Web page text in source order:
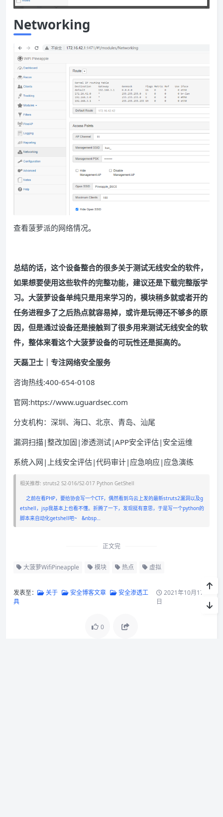
Networking
查看菠萝派的网络情况。
总结的话，这个设备整合的很多关于测试无线安全的软件，
如果想要使用这些软件的完整功能，建议还是下载完整版学
习。 大菠萝设备单纯只是用来学习的，模块稍多就或者开的
任务进程多了之后热点就容易掉，或许是玩得还不够多的原
因，但是通过设备还是接触到了很多用来测试无线安全的软
件，整体来看这个大菠萝设备的可玩性还是挺高的。
天磊卫士｜专注网络安全服务
咨询热线:400-654-0108
官网:https://www.uguardsec.com
分支机构：深圳、海口、北京、青岛、汕尾
漏洞扫描|整改加固|渗透测试|APP安全评估|安全运维
系统入网|上线安全评估|代码审计|应急响应|应急演练
相关推荐: struts2 S2-016/S2-017 Python GetShell
之前在看PHP，要给协会写一个CTF，偶然看到乌云上发的最新struts2漏洞以及g
etshell，jsp我基本上也看不懂。折腾了一下，发现挺有意思，于是写一个python的
脚本来自动化getshell吧~ &nbsp…
正文完
大菠萝WifiPineapple 模块 热点 虚拟
发表至： 关于 安全博客文章
安全渗透工
具
2021年10月17
日
0